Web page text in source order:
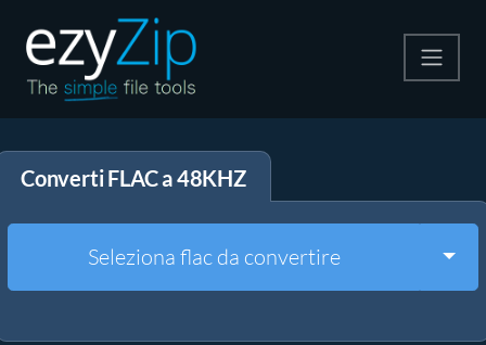
Decomprimi
Altri strumenti
Converti FLAC a 48KHZ
Seleziona flac da convertire